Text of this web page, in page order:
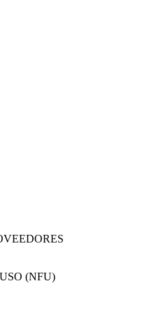
(NFU)